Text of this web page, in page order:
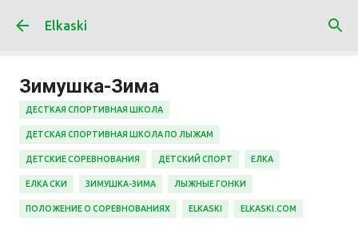
Elkaski
Зимушка-Зима
ДЕСТКАЯ СПОРТИВНАЯ ШКОЛА
ДЕТСКАЯ СПОРТИВНАЯ ШКОЛА ПО ЛЫЖАМ
ДЕТСКИЕ СОРЕВНОВАНИЯ ДЕТСКИЙ СПОРТ ЕЛКА
ЕЛКА СКИ ЗИМУШКА-ЗИМА ЛЫЖНЫЕ ГОНКИ
ПОЛОЖЕНИЕ О СОРЕВНОВАНИЯХ ELKASKI ELKASKI.COM